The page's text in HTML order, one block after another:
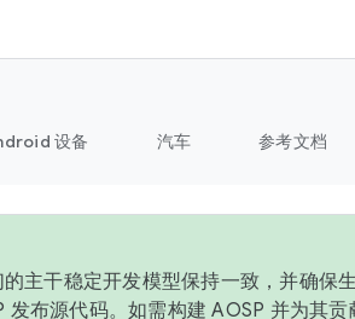
设备 汽车 参考文档
主干稳定开发模型保持一致，并确保
发布源代码。如需构建 AOSP 并为其